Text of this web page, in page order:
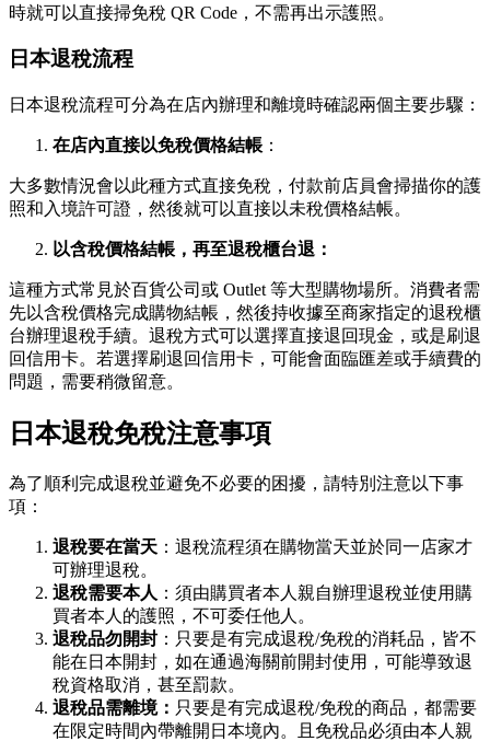
時就可以直接掃免稅 QR Code，不需再出示護照。
日本退稅流程
日本退稅流程可分為在店內辦理和離境時確認兩個主要步驟：
在店內直接以免稅價格結帳 ：
大多數情況會以此種方式直接免稅，付款前店員會掃描你的護
照和入境許可證，然後就可以直接以未稅價格結帳。
以含稅價格結帳，再至退稅櫃台退：
這種方式常見於百貨公司或 Outlet 等大型購物場所。消費者需
先以含稅價格完成購物結帳，然後持收據至商家指定的退稅櫃
台辦理退稅手續。退稅方式可以選擇直接退回現金，或是刷退
回信用卡。若選擇刷退回信用卡，可能會面臨匯差或手續費的
問題，需要稍微留意。
日本退稅免稅注意事項
為了順利完成退稅並避免不必要的困擾，請特別注意以下事
項：
退稅要在當天 ：退稅流程須在購物當天並於同一店家才
可辦理退稅。
退稅需要本人 ：須由購買者本人親自辦理退稅並使用購
買者本人的護照，不可委任他人。
退稅品勿開封 ：只要是有完成退稅/免稅的消耗品，皆不
能在日本開封，如在通過海關前開封使用，可能導致退
稅資格取消，甚至罰款。
退稅品需離境： 只要是有完成退稅/免稅的商品，都需要
在限定時間內帶離開日本境內。且免稅品必須由本人親